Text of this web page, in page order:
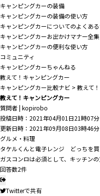
キャンピングカーの装備
キャンピングカーの装備の使い方
キャンピングカーについてのよくあ
キャンピングカーお出かけマナー全集
キャンピングカーの便利な使い方
コミュニティ
キャンピングカーちゃんねる
教えて！キャンピングカー
キャンピングカー比較ナビ > 教えて
教えて！キャンピングカー
質問者| kopirobo
投稿日時：2021年04月01日21時07分
更新日時：2021年09月08日03時46分
グルメ・料理
タケルくんと電子レンジ どっちを
ガスコンロは必須として、キッチン
回答数2件
Twitterで共有